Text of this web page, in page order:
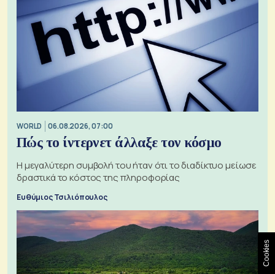
WORLD 06.08.2026, 07:00
Πώς το ίντερνετ άλλαξε τον κόσμο
Η μεγαλύτερη συμβολή του ήταν ότι το διαδίκτυο μείωσε
δραστικά το κόστος της πληροφορίας
Ευθύμιος Τσιλιόπουλος
Cookies